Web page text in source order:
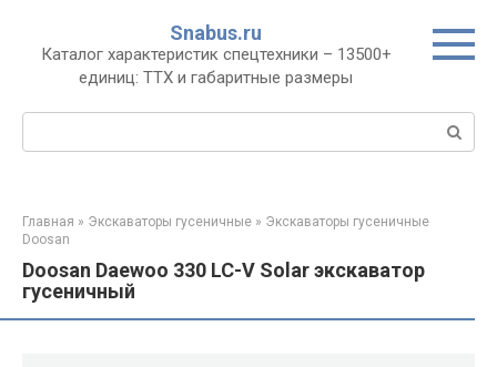
контенту
Snabus.ru
Каталог характеристик спецтехники – 13500+
единиц: ТТХ и габаритные размеры
Главная » Экскаваторы гусеничные » Экскаваторы гусеничные
Doosan
Doosan Daewoo 330 LC-V Solar экскаватор
гусеничный